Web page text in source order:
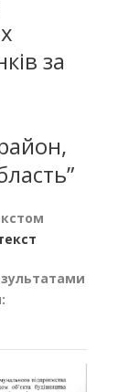
за